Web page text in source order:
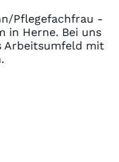
Pflegefachfrau -
in Herne. Bei uns
Arbeitsumfeld mit